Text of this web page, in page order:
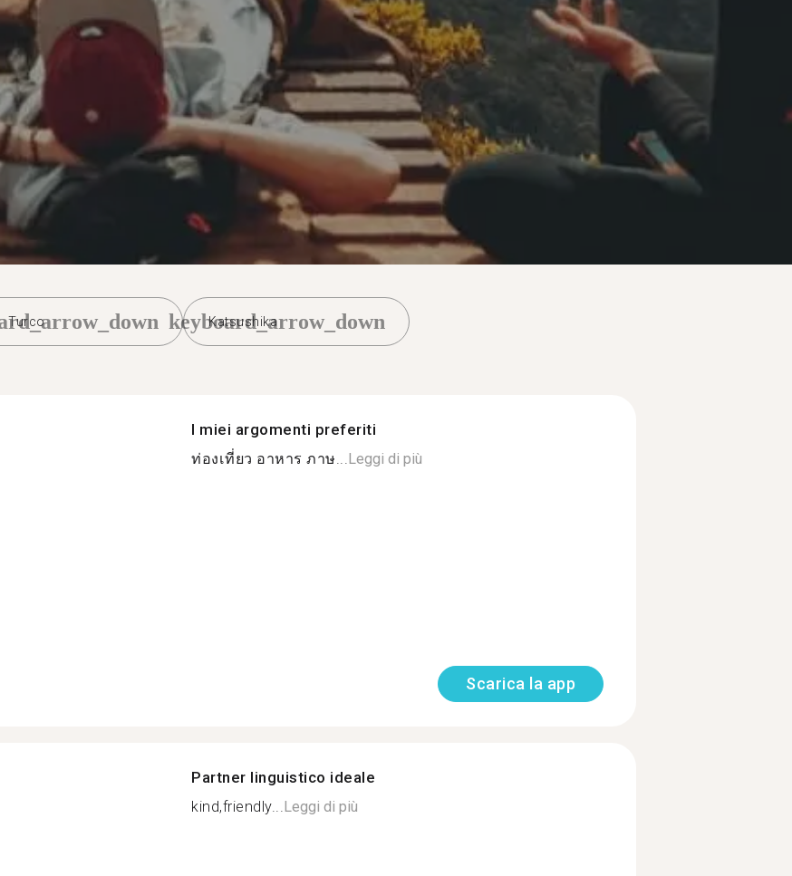
Turco Katsushika
keyboard_arrow_down
I miei argomenti preferiti
ท่องเที่ยว อาหาร ภาษ...Leggi di più
Scarica la app
Partner linguistico ideale
kind,friendly...Leggi di più